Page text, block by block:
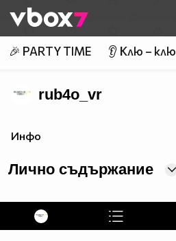
👾
🎉 PARTY TIME 👂 Клю – клю
rub4o_vr
Инфо
Лично съдържание